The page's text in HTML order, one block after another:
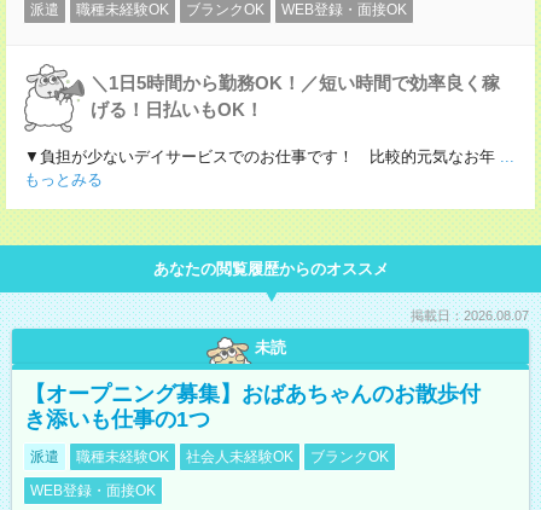
派遣 職種未経験OK ブランクOK WEB登録・面接OK
＼1日5時間から勤務OK！／短い時間で効率良く稼
げる！日払いもOK！
▼負担が少ないデイサービスでのお仕事です！ 比較的元気なお年 ...
もっとみる
あなたの閲覧履歴からのオススメ
掲載日：2026.08.07
未読
【オープニング募集】おばあちゃんのお散歩付
き添いも仕事の1つ
派遣 職種未経験OK 社会人未経験OK
ブランクOK
WEB登録・面接OK